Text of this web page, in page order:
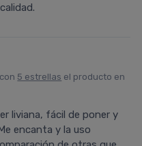
5 estrellas el producto en
liviana, fácil de poner y
encanta y la uso